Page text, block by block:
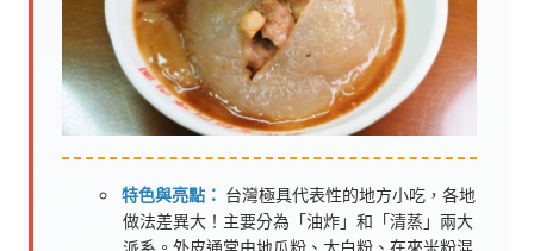
特色與亮點： 台灣極具代表性的地方小吃，各地
做法差異大！主要分為「油炸」和「清蒸」兩大
派系。外皮通常由地瓜粉、太白粉、在來米粉混